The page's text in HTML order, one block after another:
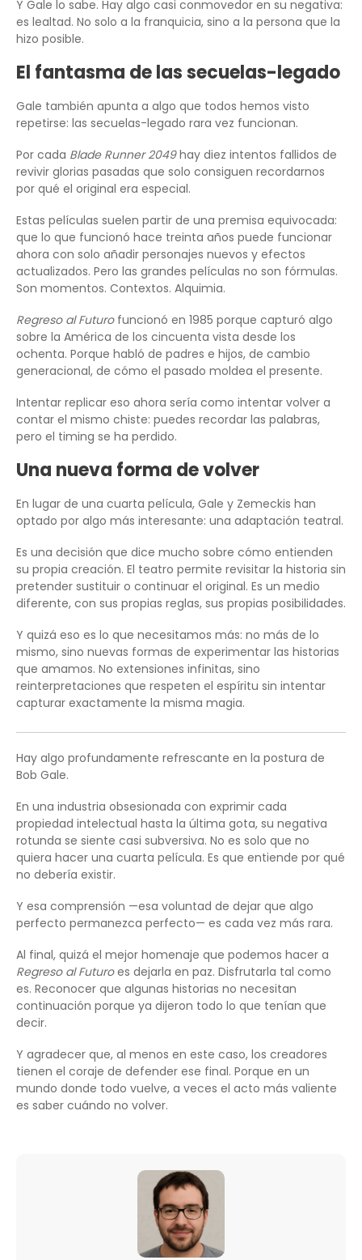
Y Gale lo sabe. Hay algo casi conmovedor en su negativa:
es lealtad. No solo a la franquicia, sino a la persona que la
hizo posible.
El fantasma de las secuelas-legado
Gale también apunta a algo que todos hemos visto
repetirse: las secuelas-legado rara vez funcionan.
Por cada Blade Runner 2049hay diez intentos fallidos de
revivir glorias pasadas que solo consiguen recordarnos
por qué el original era especial.
Estas películas suelen partir de una premisa equivocada:
que lo que funcionó hace treinta años puede funcionar
ahora con solo añadir personajes nuevos y efectos
actualizados. Pero las grandes películas no son fórmulas.
Son momentos. Contextos. Alquimia.
Regreso al Futurofuncionó en 1985 porque capturó algo
sobre la América de los cincuenta vista desde los
ochenta. Porque habló de padres e hijos, de cambio
generacional, de cómo el pasado moldea el presente.
Intentar replicar eso ahora sería como intentar volver a
contar el mismo chiste: puedes recordar las palabras,
pero el timing se ha perdido.
Una nueva forma de volver
En lugar de una cuarta película, Gale y Zemeckis han
optado por algo más interesante: una adaptación teatral.
Es una decisión que dice mucho sobre cómo entienden
su propia creación. El teatro permite revisitar la historia sin
pretender sustituir o continuar el original. Es un medio
diferente, con sus propias reglas, sus propias posibilidades.
Y quizá eso es lo que necesitamos más: no más de lo
mismo, sino nuevas formas de experimentar las historias
que amamos. No extensiones infinitas, sino
reinterpretaciones que respeten el espíritu sin intentar
capturar exactamente la misma magia.
Hay algo profundamente refrescante en la postura de
Bob Gale.
En una industria obsesionada con exprimir cada
propiedad intelectual hasta la última gota, su negativa
rotunda se siente casi subversiva. No es solo que no
quiera hacer una cuarta película. Es que entiende por qué
no debería existir.
Y esa comprensión —esa voluntad de dejar que algo
perfecto permanezca perfecto— es cada vez más rara.
Al final, quizá el mejor homenaje que podemos hacer a
Regreso al Futuroes dejarla en paz. Disfrutarla tal como
es. Reconocer que algunas historias no necesitan
continuación porque ya dijeron todo lo que tenían que
decir.
Y agradecer que, al menos en este caso, los creadores
tienen el coraje de defender ese final. Porque en un
mundo donde todo vuelve, a veces el acto más valiente
es saber cuándo no volver.